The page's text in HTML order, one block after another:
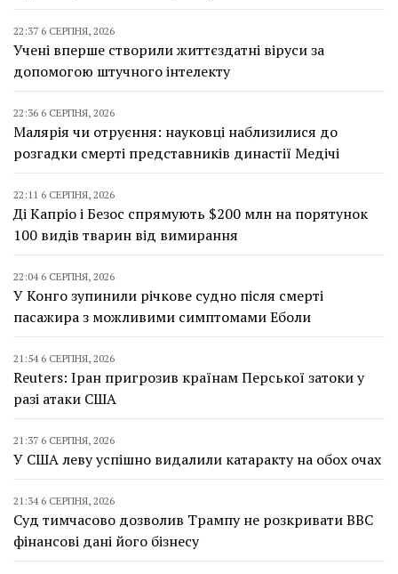
22:37 6 СЕРПНЯ, 2026
Учені вперше створили життєздатні віруси за
допомогою штучного інтелекту
22:36 6 СЕРПНЯ, 2026
Малярія чи отруєння: науковці наблизилися до
розгадки смерті представників династії Медічі
22:11 6 СЕРПНЯ, 2026
Ді Капріо і Безос спрямують $200 млн на порятунок
100 видів тварин від вимирання
22:04 6 СЕРПНЯ, 2026
У Конго зупинили річкове судно після смерті
пасажира з можливими симптомами Еболи
21:54 6 СЕРПНЯ, 2026
Reuters: Іран пригрозив країнам Перської затоки у
разі атаки США
21:37 6 СЕРПНЯ, 2026
У США леву успішно видалили катаракту на обох очах
21:34 6 СЕРПНЯ, 2026
Суд тимчасово дозволив Трампу не розкривати BBC
фінансові дані його бізнесу